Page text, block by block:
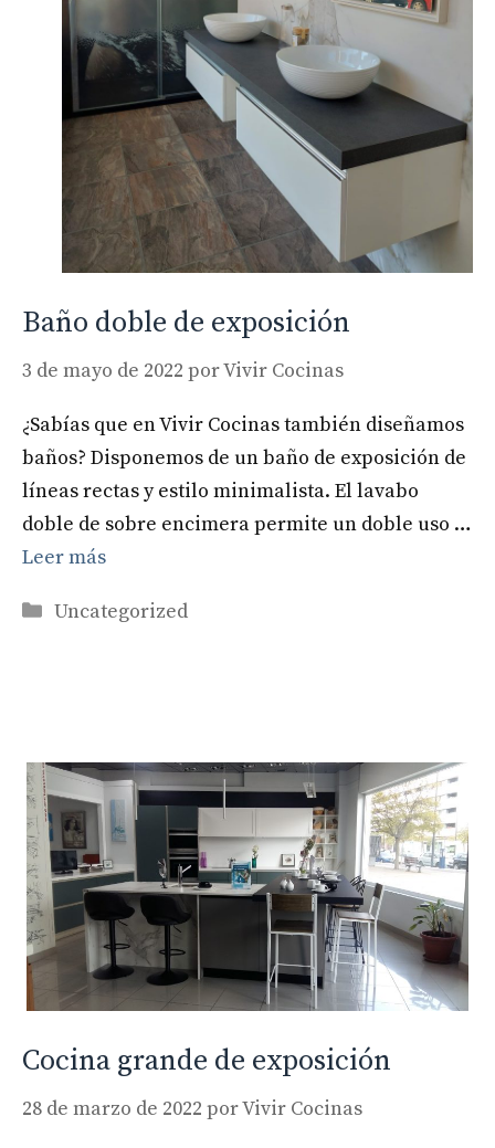
Baño doble de exposición
3 de mayo de 2022 porVivir Cocinas
¿Sabías que en Vivir Cocinas también diseñamos
baños? Disponemos de un baño de exposición de
líneas rectas y estilo minimalista. El lavabo
doble de sobre encimera permite un doble uso …
Leer más
Categorías
Uncategorized
Cocina grande de exposición
28 de marzo de 2022 porVivir Cocinas